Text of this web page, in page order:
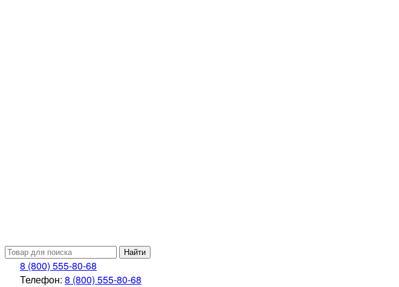
Найти
8 (800) 555-80-68
Телефон: 8 (800) 555-80-68